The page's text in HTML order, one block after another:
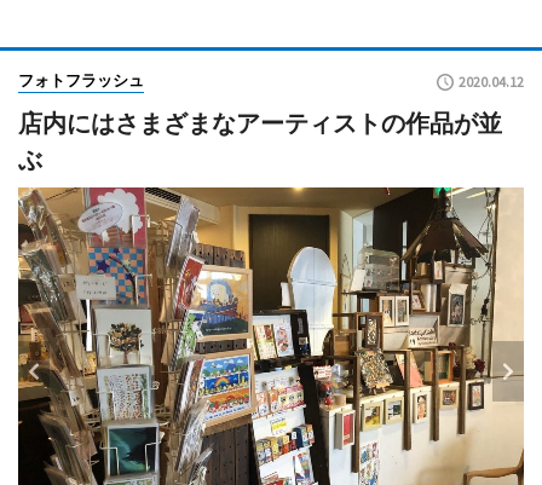
フォトフラッシュ 2020.04.12
店内にはさまざまなアーティストの作品が並
ぶ